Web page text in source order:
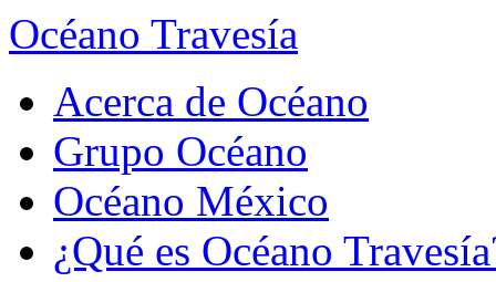
Océano Travesía
Acerca de Océano
Grupo Océano
Océano México
¿Qué es Océano